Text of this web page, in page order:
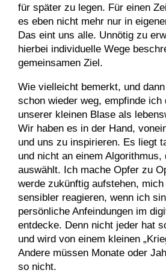
für später zu legen. Für einen
es eben nicht mehr nur in
Das eint uns alle. Unnötig zu
hierbei individuelle Wege
gemeinsamen Ziel.
Wie vielleicht bemerkt, und
schon wieder weg, empfinde ich
unserer kleinen Blase als
Wir haben es in der Hand,
und uns zu inspirieren. Es liegt
und nicht an einem Algorithmus,
auswählt. Ich mache Opfer zu
werde zukünftig aufstehen, mich
sensibler reagieren, wenn ich
persönliche Anfeindungen im
entdecke. Denn nicht jeder hat
und wird von einem kleinen
Andere müssen Monate oder
so nicht.